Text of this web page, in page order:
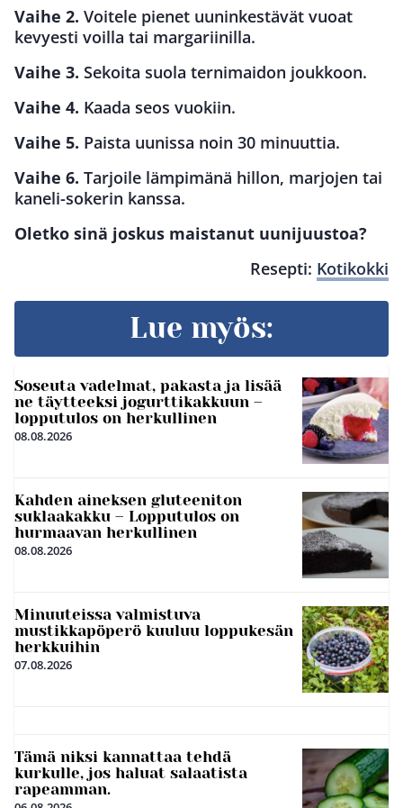
Vaihe 2. Voitele pienet uuninkestävät vuoat
kevyesti voilla tai margariinilla.
Vaihe 3. Sekoita suola ternimaidon joukkoon.
Vaihe 4. Kaada seos vuokiin.
Vaihe 5. Paista uunissa noin 30 minuuttia.
Vaihe 6. Tarjoile lämpimänä hillon, marjojen tai
kaneli-sokerin kanssa.
Oletko sinä joskus maistanut uunijuustoa?
Resepti: Kotikokki
Lue myös:
Soseuta vadelmat, pakasta ja lisää
ne täytteeksi jogurttikakkuun –
lopputulos on herkullinen
08.08.2026
Kahden aineksen gluteeniton
suklaakakku – Lopputulos on
hurmaavan herkullinen
08.08.2026
Minuuteissa valmistuva
mustikkapöperö kuuluu loppukesän
herkkuihin
07.08.2026
Tämä niksi kannattaa tehdä
kurkulle, jos haluat salaatista
rapeamman.